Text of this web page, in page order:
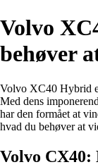
Volvo
behøver
Volvo XC40 Hybrid
Med dens
har den formået at
hvad du behøver at
Volvo CX40: